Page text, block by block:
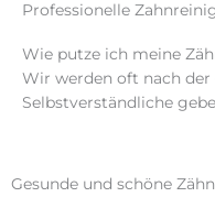
Professionelle
Wie putze ich meine
Wir werden oft nach der
Selbstverständliche
Gesunde und schöne